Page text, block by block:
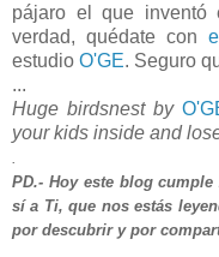
pájaro el que inventó
verdad, quédate con
estudio O'GE. Seguro
...
Huge birdsnest by
your kids inside and
PD.- Hoy este blog
sí a Ti, que nos estás
por descubrir y por